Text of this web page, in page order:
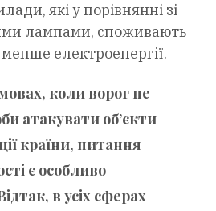
які у порівнянні зі
лампами, споживають
електроенергії.
коли ворог не
атакувати об’єкти
країни, питання
є особливо
в усіх сферах